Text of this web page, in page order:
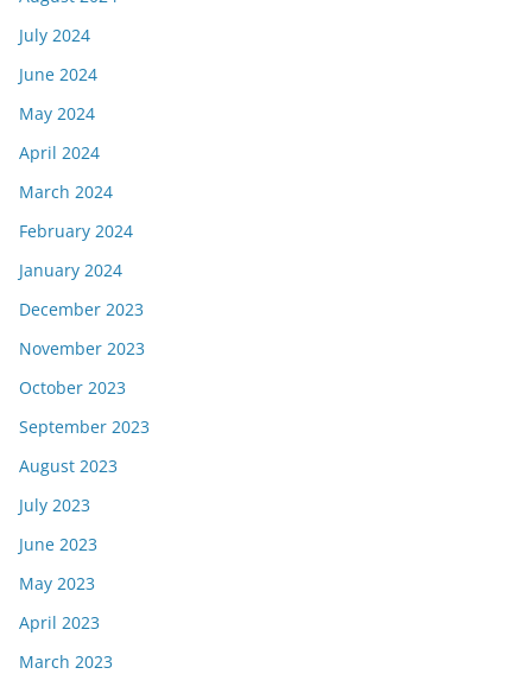
July 2024
June 2024
May 2024
April 2024
March 2024
February 2024
January 2024
December 2023
November 2023
October 2023
September 2023
August 2023
July 2023
June 2023
May 2023
April 2023
March 2023